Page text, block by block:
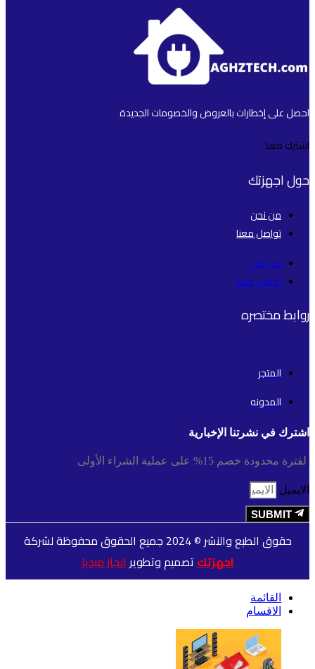
احصل على إخطارات بالعروض والخصومات الجديدة
اشترك معنا
حول اجهزتك
من نحن
تواصل معنا
من نحن
تواصل معنا
روابط مختصره
المتجر
المدونه
اشترك في نشرتنا الإخبارية
لفترة محدودة خصم 15% على عملية الشراء الأولى
الايميل
SUBMIT
حقوق الطبع والنشر © 2024 جميع الحقوق محفوظة لشركة
اجهزتكتصميم وتطويرانجاز ميديا
القائمة
الاقسام